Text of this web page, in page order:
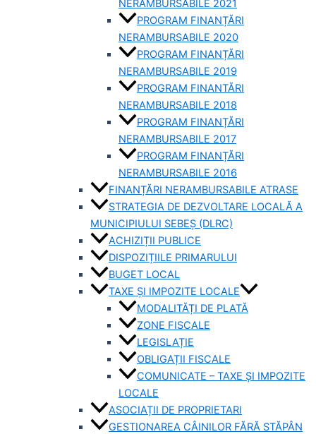
NERAMBURSABILE 2021
PROGRAM FINANȚĂRI
NERAMBURSABILE 2020
PROGRAM FINANȚĂRI
NERAMBURSABILE 2019
PROGRAM FINANTĂRI
NERAMBURSABILE 2018
PROGRAM FINANȚĂRI
NERAMBURSABILE 2017
PROGRAM FINANȚĂRI
NERAMBURSABILE 2016
FINANȚĂRI NERAMBURSABILE ATRASE
STRATEGIA DE DEZVOLTARE LOCALĂ A
MUNICIPIULUI SEBEȘ (DLRC)
ACHIZIȚII PUBLICE
DISPOZIȚIILE PRIMARULUI
BUGET LOCAL
TAXE ȘI IMPOZITE LOCALE
MODALITĂȚI DE PLATĂ
ZONE FISCALE
LEGISLAȚIE
OBLIGAȚII FISCALE
COMUNICATE – TAXE ȘI IMPOZITE
LOCALE
ASOCIAȚII DE PROPRIETARI
GESTIONAREA CÂINILOR FĂRĂ STĂPÂN